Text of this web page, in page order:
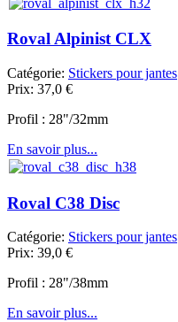
Roval Alpinist CLX
Catégorie: Stickers pour jantes
Prix: 37,0 €
Profil : 28"/32mm
En savoir plus...
Roval C38 Disc
Catégorie: Stickers pour jantes
Prix: 39,0 €
Profil : 28"/38mm
En savoir plus...